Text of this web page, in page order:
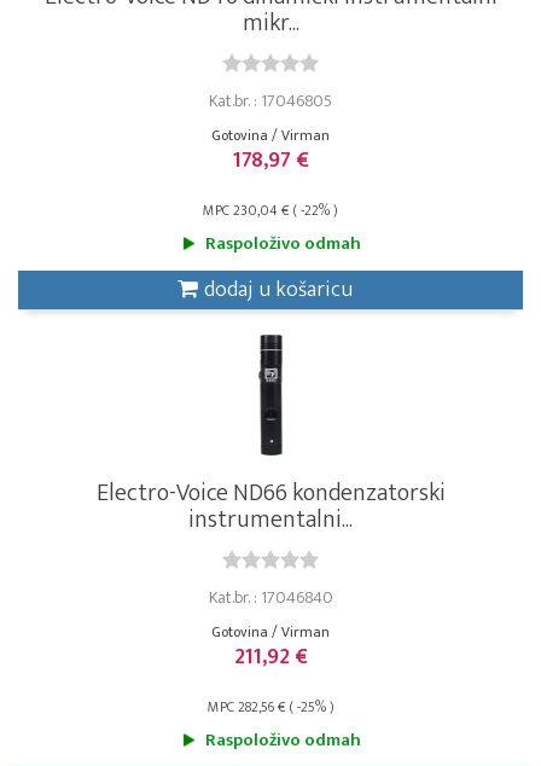
mikr...
Kat.br. : 17046805
Gotovina / Virman
178,97 €
MPC 230,04 € ( -22% )
Raspoloživo odmah
dodaj u košaricu
Electro-Voice ND66 kondenzatorski
instrumentalni...
Kat.br. : 17046840
Gotovina / Virman
211,92 €
MPC 282,56 € ( -25% )
Raspoloživo odmah